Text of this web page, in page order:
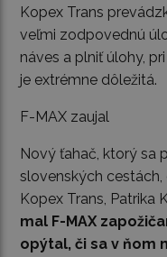
Kopex Trans
veľmi zodpovednú
náves a plniť úlohy,
je extrémne dôležitá.
F-MAX zaujal
Nový ťahač, ktorý sa
slovenských
Kopex Trans, Patrika
mal F-MAX
opýtal, či sa v ňom